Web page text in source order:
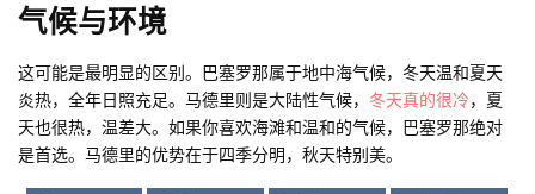
气候与环境
这可能是最明显的区别。巴塞罗那属于地中海气候，冬天温和夏天
炎热，全年日照充足。马德里则是大陆性气候， 冬天真的很冷，夏
天也很热，温差大。如果你喜欢海滩和温和的气候，巴塞罗那绝对
是首选。马德里的优势在于四季分明，秋天特别美。